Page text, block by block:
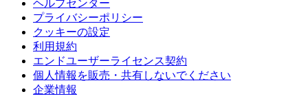
ヘルプセンター
プライバシーポリシー
クッキーの設定
利用規約
エンドユーザーライセンス契約
個人情報を販売・共有しないでください
企業情報